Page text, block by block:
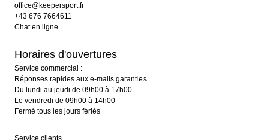
office@keepersport.fr
+43 676 7664611
Chat en ligne
Horaires d'ouvertures
Service commercial :
Réponses rapides aux e-mails garanties
Du lundi au jeudi de 09h00 à 17h00
Le vendredi de 09h00 à 14h00
Fermé tous les jours fériés
Service clients